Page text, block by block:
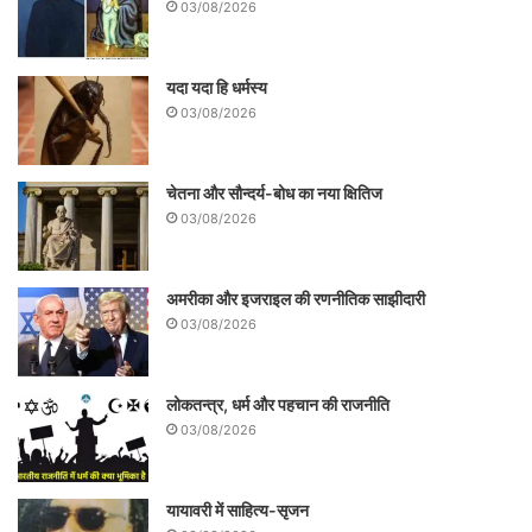
प्रधानमंत्री बहुधा मुसलिम महिलाओं के अधिकारों को
लेकर अपनी प्रतिबद्धता की बात बोलते रहते हैं। अभी
हाल ही में उन्‍होंने मुख्‍य विपक्षी दल कांग्रेस पर
मुसलिम पुरुषों की पार्टी होने का आरोप लगाया है किंतु
दाऊदी बोहराओं के आध्‍यात्मिक गुरु सैय्यदाना से
03/08/2026
यदा यदा हि धर्मस्य
03/08/2026
चेतना और सौन्दर्य-बोध का नया क्षितिज
03/08/2026
अमरीका और इजराइल की रणनीतिक साझीदारी
03/08/2026
लोकतन्त्र, धर्म और पहचान की राजनीति
03/08/2026
यायावरी में साहित्य-सृजन